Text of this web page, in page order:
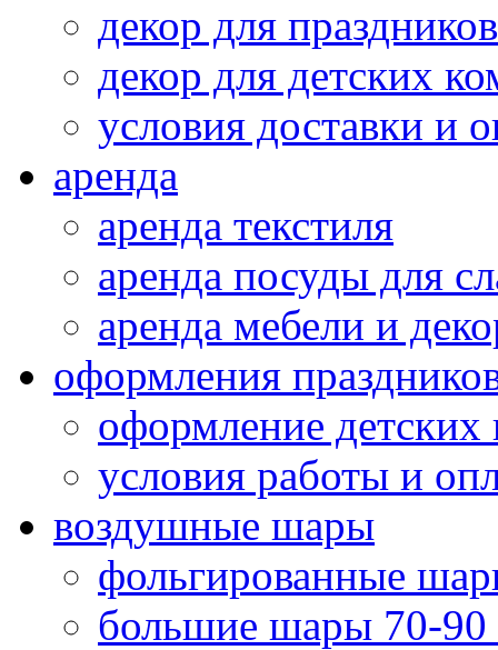
декор для праздников
декор для детских
условия доставки и
аренда
аренда текстиля
аренда посуды для
аренда мебели и
оформления
оформление детских
условия работы и
воздушные шары
фольгированные
большие шары 70-90